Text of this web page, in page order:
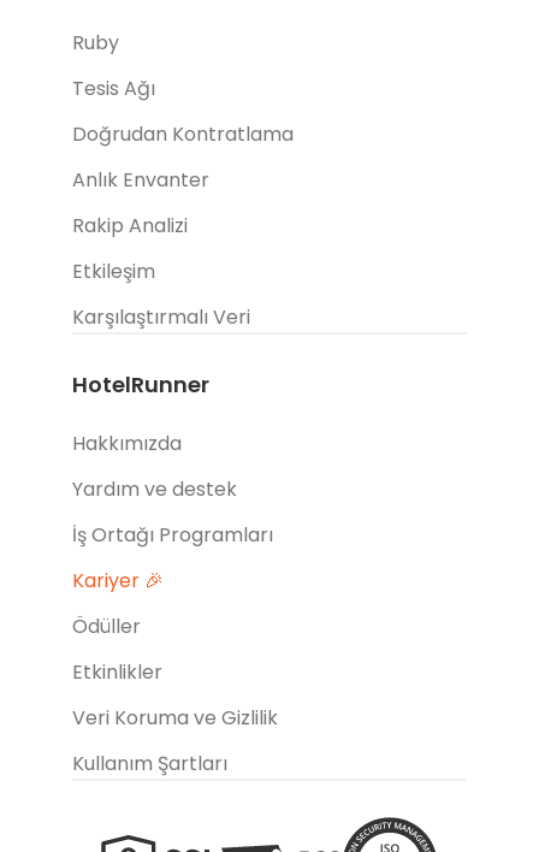
Ruby
Tesis Ağı
Doğrudan Kontratlama
Anlık Envanter
Rakip Analizi
Etkileşim
Karşılaştırmalı Veri
HotelRunner
Hakkımızda
Yardım ve destek
İş Ortağı Programları
Kariyer 🎉
Ödüller
Etkinlikler
Veri Koruma ve Gizlilik
Kullanım Şartları